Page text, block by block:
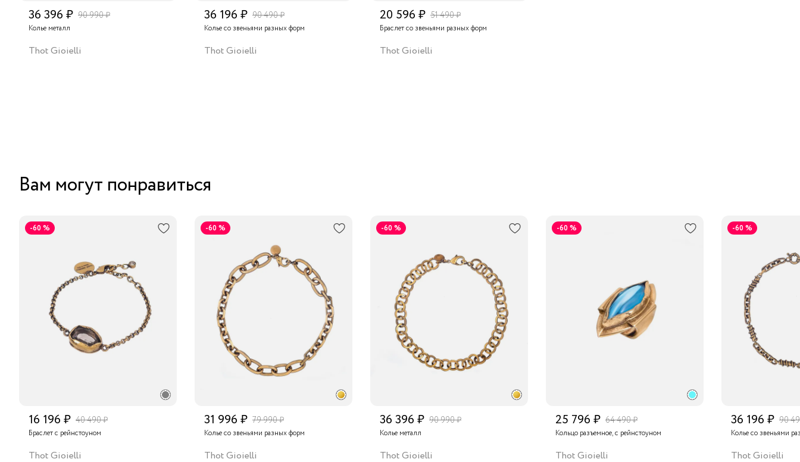
36 396 ₽ 90 990 ₽
Колье металл
Thot Gioielli
36 196 ₽ 90 490 ₽
Колье со звеньями разных форм
Thot Gioielli
20 596 ₽ 51 490 ₽
Браслет со звеньями разных форм
Thot Gioielli
Вам могут понравиться
-60 %
16 196 ₽ 40 490 ₽
Браслет с рейнстоуном
Thot Gioielli
-60 %
31 996 ₽ 79 990 ₽
Колье со звеньями разных форм
Thot Gioielli
-60 %
36 396 ₽ 90 990 ₽
Колье металл
Thot Gioielli
-60 %
25 796 ₽ 64 490 ₽
Кольцо разъемное, с рейнстоуном
Thot Gioielli
-60 %
36 196 ₽ 90
Колье со звеньями
Thot Gioielli